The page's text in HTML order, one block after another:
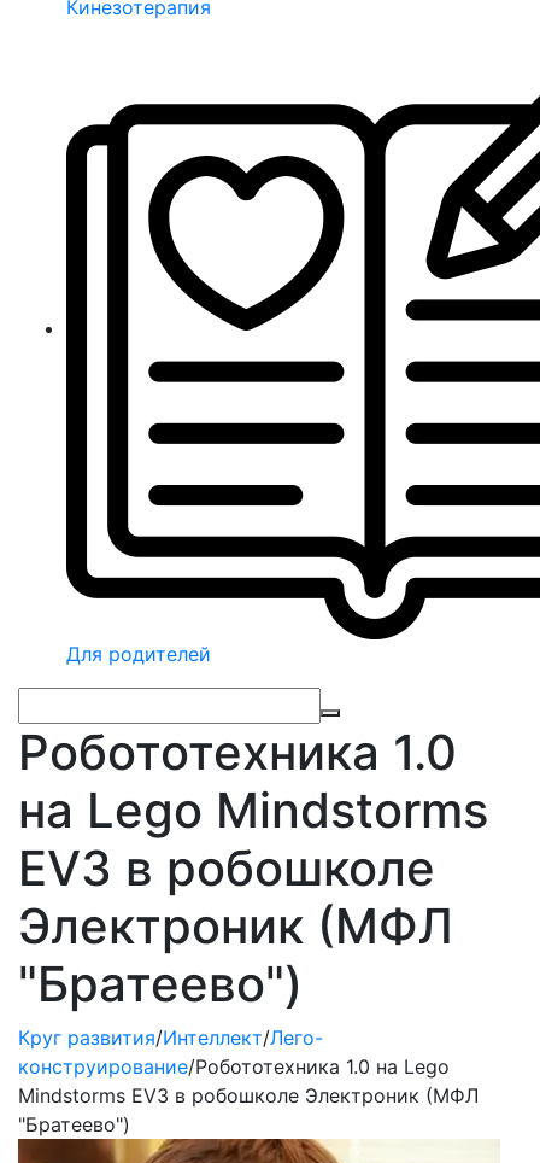
Кинезотерапия
Для родителей
Робототехника 1.0
на Lego Mindstorms
EV3 в робошколе
Электроник (МФЛ
"Братеево")
Круг развития/Интеллект/Лего-
конструирование/Робототехника 1.0 на Lego
Mindstorms EV3 в робошколе Электроник (МФЛ
"Братеево")